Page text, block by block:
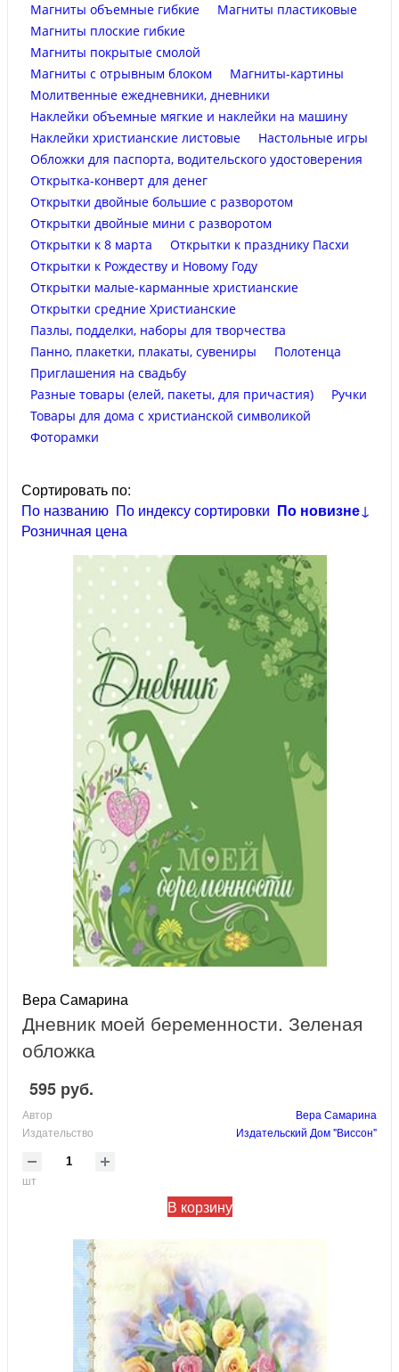
Магниты объемные гибкие
Магниты пластиковые
Магниты плоские гибкие
Магниты покрытые смолой
Магниты с отрывным блоком
Магниты-картины
Молитвенные ежедневники, дневники
Наклейки объемные мягкие и наклейки на машину
Наклейки христианские листовые
Настольные игры
Обложки для паспорта, водительского удостоверения
Открытка-конверт для денег
Открытки двойные большие с разворотом
Открытки двойные мини с разворотом
Открытки к 8 марта
Открытки к празднику Пасхи
Открытки к Рождеству и Новому Году
Открытки малые-карманные христианские
Открытки средние Христианские
Пазлы, подделки, наборы для творчества
Панно, плакетки, плакаты, сувениры
Полотенца
Приглашения на свадьбу
Разные товары (елей, пакеты, для причастия)
Ручки
Товары для дома с христианской символикой
Фоторамки
Сортировать по:
По названию По индексу сортировки По новизне↓
Розничная цена
Вера Самарина
Дневник моей беременности. Зеленая
обложка
595 руб.
Автор
Вера Самарина
Издательство
Издательский Дом "Виссон"
шт
В корзину